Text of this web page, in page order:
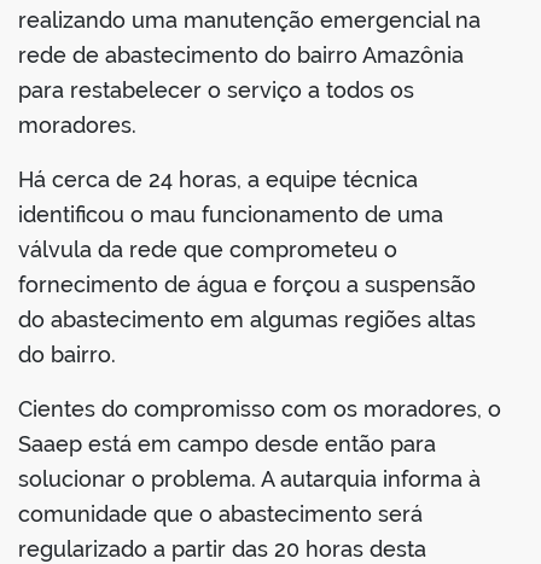
realizando uma manutenção emergencial na
rede de abastecimento do bairro Amazônia
para restabelecer o serviço a todos os
moradores.
Há cerca de 24 horas, a equipe técnica
identificou o mau funcionamento de uma
válvula da rede que comprometeu o
fornecimento de água e forçou a suspensão
do abastecimento em algumas regiões altas
do bairro.
Cientes do compromisso com os moradores, o
Saaep está em campo desde então para
solucionar o problema. A autarquia informa à
comunidade que o abastecimento será
regularizado a partir das 20 horas desta